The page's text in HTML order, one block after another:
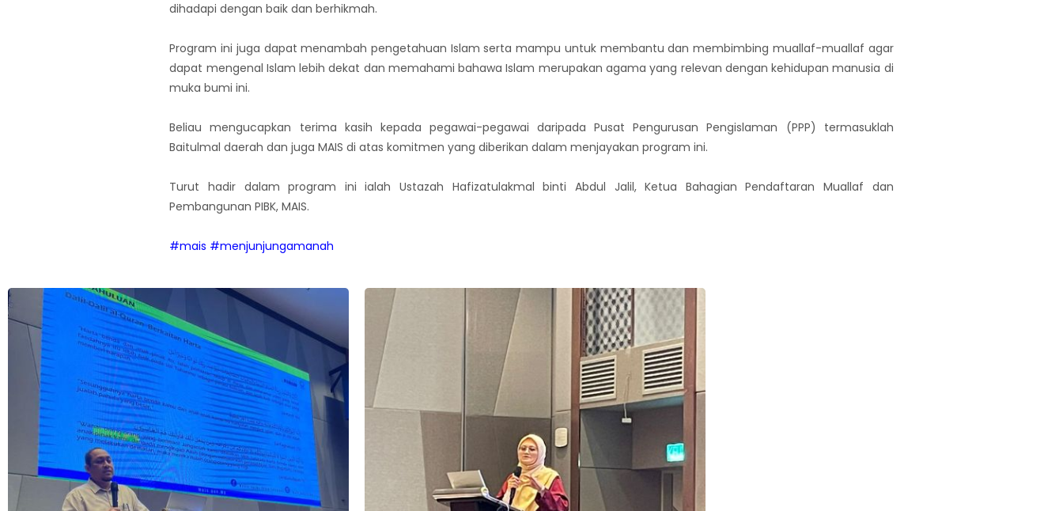
dihadapi dengan baik dan berhikmah.
Program ini juga dapat menambah pengetahuan Islam serta mampu untuk membantu dan membimbing muallaf-muallaf agar
dapat mengenal Islam lebih dekat dan memahami bahawa Islam merupakan agama yang relevan dengan kehidupan manusia di
muka bumi ini.
Beliau mengucapkan terima kasih kepada pegawai-pegawai daripada Pusat Pengurusan Pengislaman (PPP) termasuklah
Baitulmal daerah dan juga MAIS di atas komitmen yang diberikan dalam menjayakan program ini.
Turut hadir dalam program ini ialah Ustazah Hafizatulakmal binti Abdul Jalil, Ketua Bahagian Pendaftaran Muallaf dan
Pembangunan PIBK, MAIS.
#mais #menjunjungamanah